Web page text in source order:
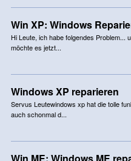
Win XP: Windows
Hi Leute, ich habe folgendes Problem...
möchte es jetzt...
Windows XP reparieren
Servus Leutewindows xp hat die tolle
auch schonmal d...
Win ME: Windows ME